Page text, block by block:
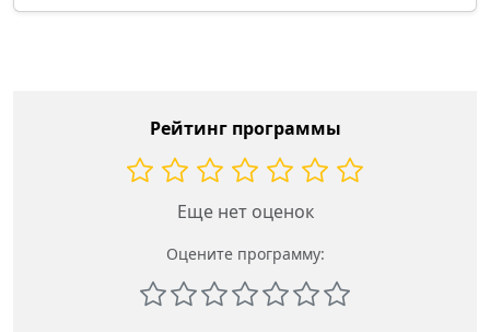
Рейтинг программы
Еще нет оценок
Оцените программу: